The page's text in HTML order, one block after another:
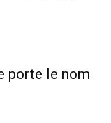
porte le nom